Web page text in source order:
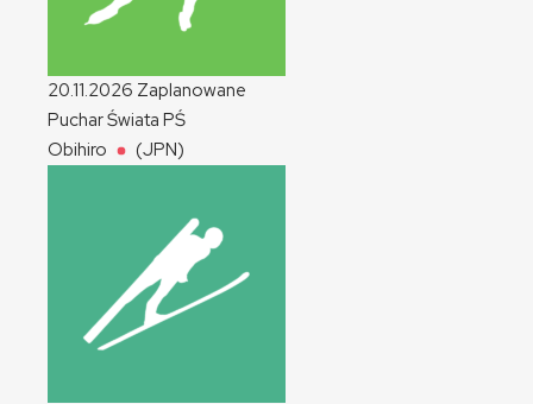
20.11.2026 Zaplanowane
Puchar Świata PŚ
Obihiro
(JPN)